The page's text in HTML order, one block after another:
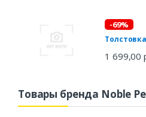
-69%
Толстовка
1 699,00
Товары бренда Noble